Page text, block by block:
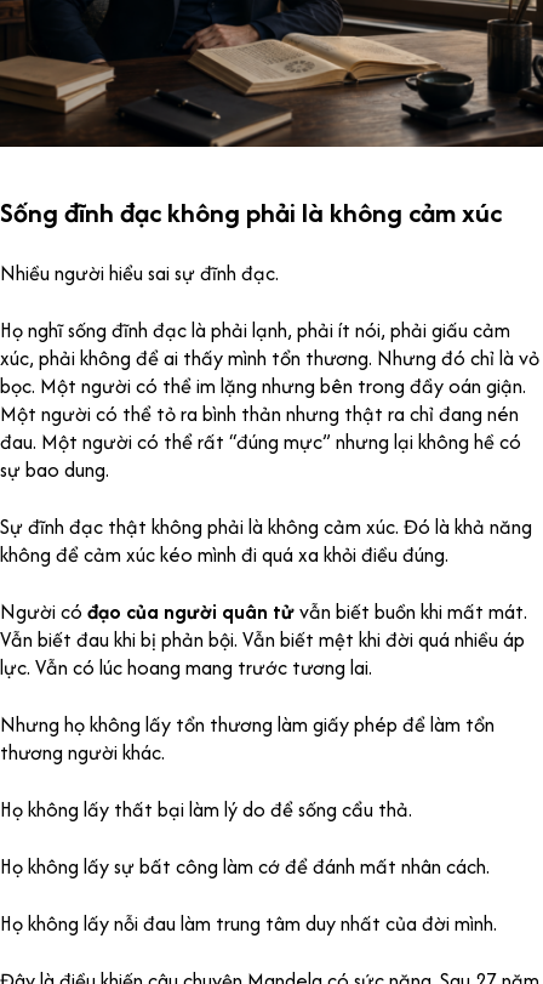
Sống đĩnh đạc không phải là không cảm xúc
Nhiều người hiểu sai sự đĩnh đạc.
Họ nghĩ sống đĩnh đạc là phải lạnh, phải ít nói, phải giấu cảm
xúc, phải không để ai thấy mình tổn thương. Nhưng đó chỉ là vỏ
bọc. Một người có thể im lặng nhưng bên trong đầy oán giận.
Một người có thể tỏ ra bình thản nhưng thật ra chỉ đang nén
đau. Một người có thể rất “đúng mực” nhưng lại không hề có
sự bao dung.
Sự đĩnh đạc thật không phải là không cảm xúc. Đó là khả năng
không để cảm xúc kéo mình đi quá xa khỏi điều đúng.
Người có đạo của người quân tửvẫn biết buồn khi mất mát.
Vẫn biết đau khi bị phản bội. Vẫn biết mệt khi đời quá nhiều áp
lực. Vẫn có lúc hoang mang trước tương lai.
Nhưng họ không lấy tổn thương làm giấy phép để làm tổn
thương người khác.
Họ không lấy thất bại làm lý do để sống cẩu thả.
Họ không lấy sự bất công làm cớ để đánh mất nhân cách.
Họ không lấy nỗi đau làm trung tâm duy nhất của đời mình.